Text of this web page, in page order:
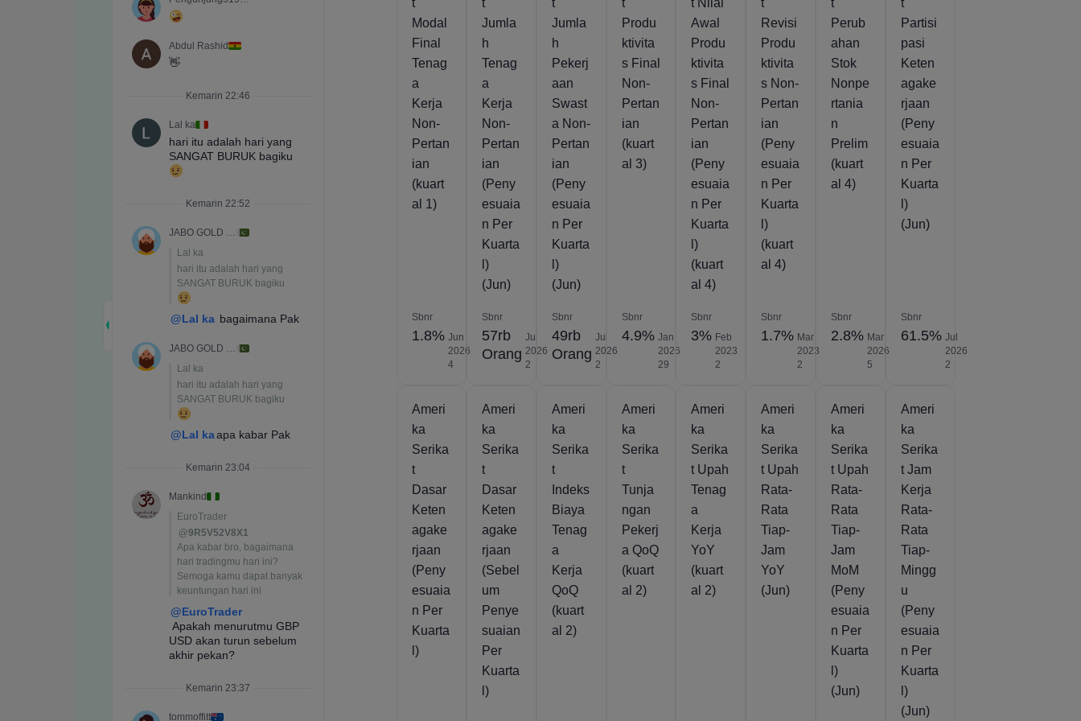
t
Modal
Final
Tenag
a
Kerja
Non-
Pertan
ian
(kuart
al 1)
Sbnr
1.8% Jun
2026
4
t
Jumla
h
Tenag
a
Kerja
Non-
Pertan
ian
(Peny
esuaia
n Per
Kuarta
l)
(Jun)
Sbnr
57rb
Orang
Jul
2026
2
t
Jumla
h
Pekerj
aan
Swast
a Non-
Pertan
ian
(Peny
esuaia
n Per
Kuarta
l)
(Jun)
Sbnr
49rb
Orang
Jul
2026
2
t
Produ
ktivita
s Final
Non-
Pertan
ian
(kuart
al 3)
Sbnr
4.9% Jan
2026
29
t Nilai
Awal
Produ
ktivita
s Final
Non-
Pertan
ian
(Peny
esuaia
n Per
Kuarta
l)
(kuart
al 4)
Sbnr
3% Feb
2023
2
t
Revisi
Produ
ktivita
s Non-
Pertan
ian
(Peny
esuaia
n Per
Kuarta
l)
(kuart
al 4)
Sbnr
1.7% Mar
2023
2
t
Perub
ahan
Stok
Nonpe
rtania
n
Prelim
(kuart
al 4)
Sbnr
2.8% Mar
2026
5
t
Partisi
pasi
Keten
agake
rjaan
(Peny
esuaia
n Per
Kuarta
l)
(Jun)
Sbnr
61.5% Jul
2026
2
Ameri
ka
Serika
t
Dasar
Keten
agake
rjaan
(Peny
esuaia
n Per
Kuarta
l)
Ameri
ka
Serika
t
Dasar
Keten
agake
rjaan
(Sebel
um
Penye
suaian
Per
Kuarta
l)
Ameri
ka
Serika
t
Indeks
Biaya
Tenag
a
Kerja
QoQ
(kuart
al 2)
Ameri
ka
Serika
t
Tunja
ngan
Pekerj
a QoQ
(kuart
al 2)
Ameri
ka
Serika
t Upah
Tenag
a
Kerja
YoY
(kuart
al 2)
Ameri
ka
Serika
t Upah
Rata-
Rata
Tiap-
Jam
YoY
(Jun)
Ameri
ka
Serika
t Upah
Rata-
Rata
Tiap-
Jam
MoM
(Peny
esuaia
n Per
Kuarta
l)
(Jun)
Ameri
ka
Serika
t Jam
Kerja
Rata-
Rata
Tiap-
Mingg
u
(Peny
esuaia
n Per
Kuarta
l)
(Jun)